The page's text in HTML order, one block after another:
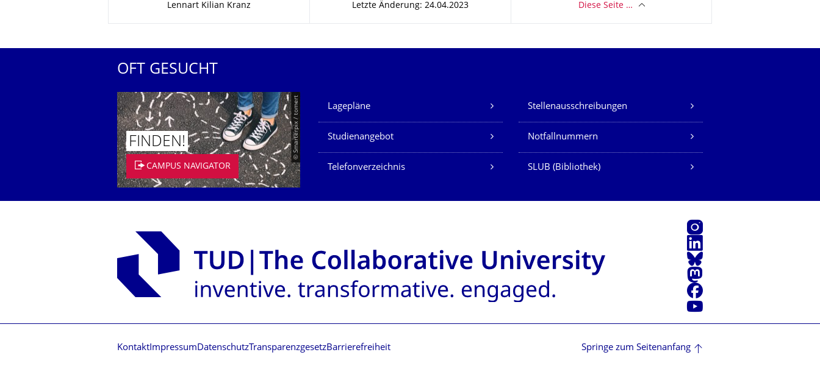
Lennart Kilian Kranz Letzte Änderung: 24.04.2023 Diese Seite …
OFT GESUCHT
© Smarterpix / tomert
FINDEN!
CAMPUS NAVIGATOR
Unsere Dienste
Lagepläne Stellenausschreibungen
Studienangebot Notfallnummern
Telefonverzeichnis SLUB (Bibliothek)
Instagram
LinkedIn
Bluesky
Mastodon
Facebook
Youtube
KontaktImpressumDatenschutz TransparenzgesetzBarrierefreiheit Springe zum Seitenanfang